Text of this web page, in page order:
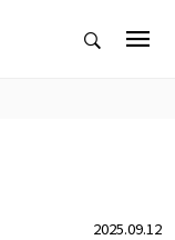
2025.09.12